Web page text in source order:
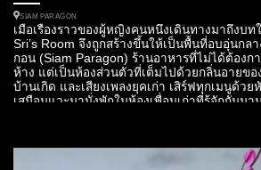
SIAM PARAGON
เมื่อเรื่องราวของผู้หญิงคนหนึ่งเดินทางมาถึงบท
Sri’s Room จึงถูกสร้างขึ้นให้เป็นพื้นที่อบอุ่นกล
กอน (Siam Paragon) ร้านอาหารที่ไม่ได้ต้องก
ห้าง แต่เป็นห้องส่วนตัวที่เต็มไปด้วยกลิ่นอายขอ
บ้านเกิด และเสียงเพลงยุคเก่า เสิร์ฟทุกเมนูด้ว
เสมือนแวะมานั่งพักในห้องเพื่อนเก่าที่รู้จักกันมา